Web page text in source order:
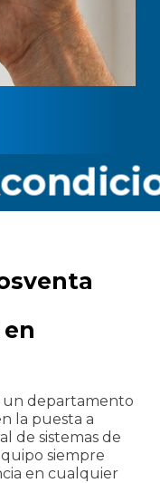
un departamento
la puesta a
de sistemas de
siempre
en cualquier